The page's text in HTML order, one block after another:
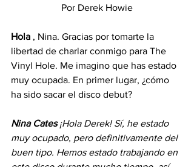
Por Derek Howie
Hola , Nina. Gracias por tomarte la
libertad de charlar conmigo para The
Vinyl Hole. Me imagino que has estado
muy ocupada. En primer lugar, ¿cómo
ha sido sacar el disco debut?
Nina Cates ¡Hola Derek! Sí, he estado
muy ocupado, pero definitivamente del
buen tipo. Hemos estado trabajando en